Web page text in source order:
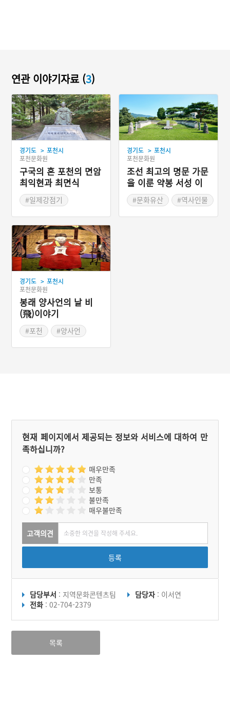
연관 이야기자료 (3)
경기도 > 포천시
포천문화원
구국의 혼 포천의 면암
최익현과 최면식
#일제강점기
#의병항쟁
#위정척사
#면암최익현
#포천역사
#지역사교육
#최면식
경기도 > 포천시
포천문화원
조선 최고의 명문 가문
을 이룬 약봉 서성 이
야기
#문화유산
#역사인물
경기도 > 포천시
포천문화원
봉래 양사언의 날 비
(飛)이야기
#포천
#양사언
현재 페이지에서 제공되는 정보와 서비스에 대하여 만
족하십니까?
매우만족
만족
보통
불만족
매우불만족
고객의견
등록
담당부서 : 지역문화콘텐츠팀 담당자 : 이서연
전화 : 02-704-2379
목록